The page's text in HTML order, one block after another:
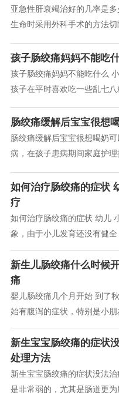
亚急性肝衰竭治好的几率是
生命时采用外科手术的方法
孩子肠绞痛妈妈不能吃
孩子肠绞痛妈妈不能吃什么
孩子在平时喜欢吃一些乱七
肠绞痛缓解后宝宝很想
肠绞痛缓解后宝宝很想喝奶
病，在孩子患病期间家庭护
如何治疗肠绞痛的症状
疗
如何治疗肠绞痛的症状 幼儿
象，由于小儿发育还没有健
带来严重影响。下面小编我
新生儿肠绞痛什么时候
痛
婴儿肠绞痛几个月开始 到了
始有腹泻的症状，特别是小
泻。妈妈们一般也不想给孩
新生宝宝肠绞痛的症状
处理方法
新生宝宝肠绞痛的症状没法
是非常弱的，尤其是肠道更